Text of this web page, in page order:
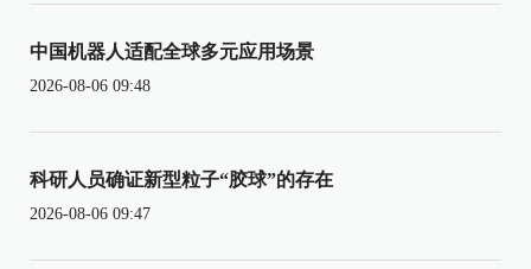
中国机器人适配全球多元应用场景
2026-08-06 09:48
科研人员确证新型粒子“胶球”的存在
2026-08-06 09:47